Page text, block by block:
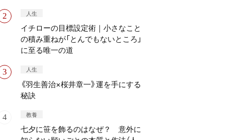
人生
イチローの目標設定術｜小さなこと
の積み重ねが「とんでもないところ」
に至る唯一の道
人生
《羽生善治×桜井章一》運を手にする
秘訣
教養
七夕に笹を飾るのはなぜ？ 意外に